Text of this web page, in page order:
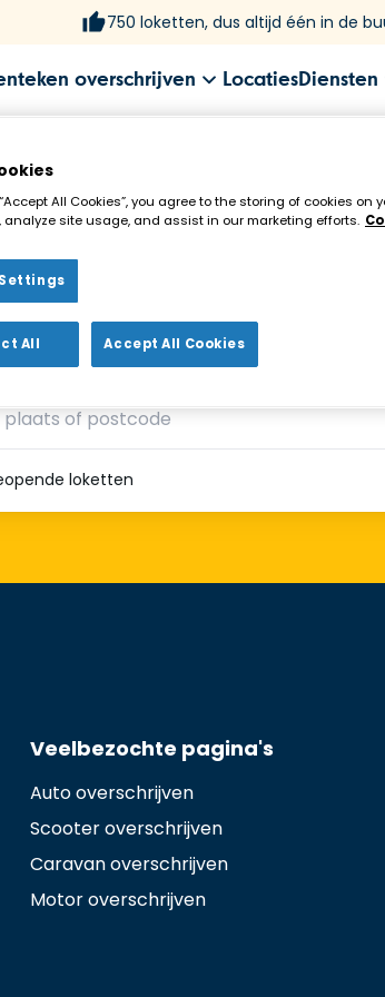
750 loketten, dus altijd één in de
overschrijven LocatiesDiensten
in de buurt!
loketten
Veelbezochte pagina's
Auto overschrijven
Scooter overschrijven
Caravan overschrijven
Motor overschrijven
All Cookies”, you agree to the storing of cookies on
site usage, and assist in our marketing efforts.
All Accept All Cookies